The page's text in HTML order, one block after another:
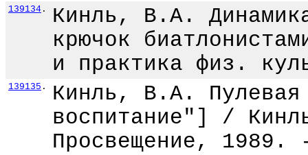
139134 .
Кинль, В.А.
крючок
и практика физ.
139135 .
Кинль, В.А.
воспитание"] /
Просвещение,